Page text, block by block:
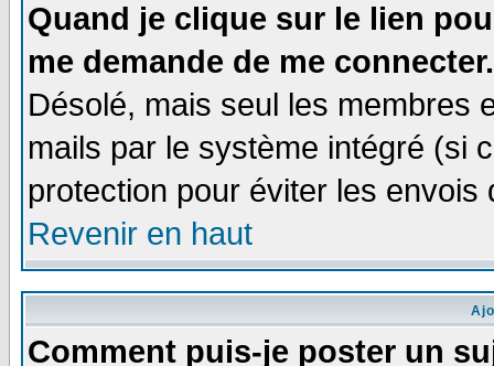
Quand je clique sur le lien
me demande de me connecter.
Désolé, mais seul les membres
mails par le système intégré (si
protection pour éviter les
Revenir en haut
Comment puis-je poster un